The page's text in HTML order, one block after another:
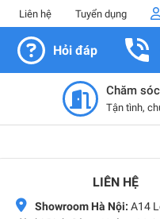
Liên hệ Tuyển dụng
Hỏi đáp
Chăm
Tận tình,
LIÊN HỆ
Showroom Hà Nội: A14